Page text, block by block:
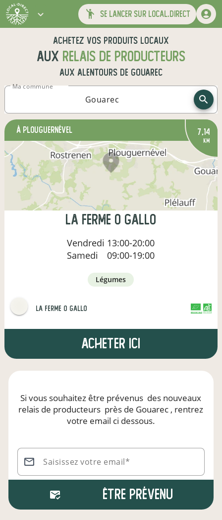
se lancer sur local.direct
Achetez vos produits locaux
aux relais de producteurs
aux alentours de Gouarec
Ma commune
à Plouguernével 7,14
km
la ferme o gallo
Vendredi 13:00-20:00
Samedi
09:00-19:00
légumes
la ferme o gallo CERTIFIÉ PAR FR-BIO-01
AGRICULTURE FRANCE
Acheter ici
Si vous souhaitez être prévenus des nouveaux
relais de producteurs près de Gouarec , rentrez
votre email ci dessous.
Saisissez votre email*
Être prévenu